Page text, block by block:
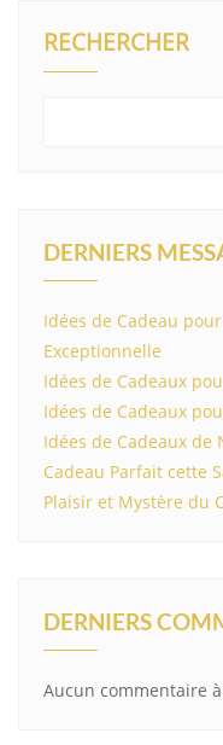
RECHERCHER
DERNIERS
Idées de Cadeau
Exceptionnelle
Idées de Cadeaux
Idées de Cadeaux
Idées de Cadeaux de
Cadeau Parfait cette
Plaisir et Mystère du
DERNIERS
Aucun commentaire